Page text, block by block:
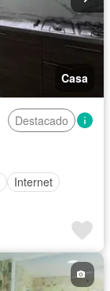
Casa
Destacado
Internet